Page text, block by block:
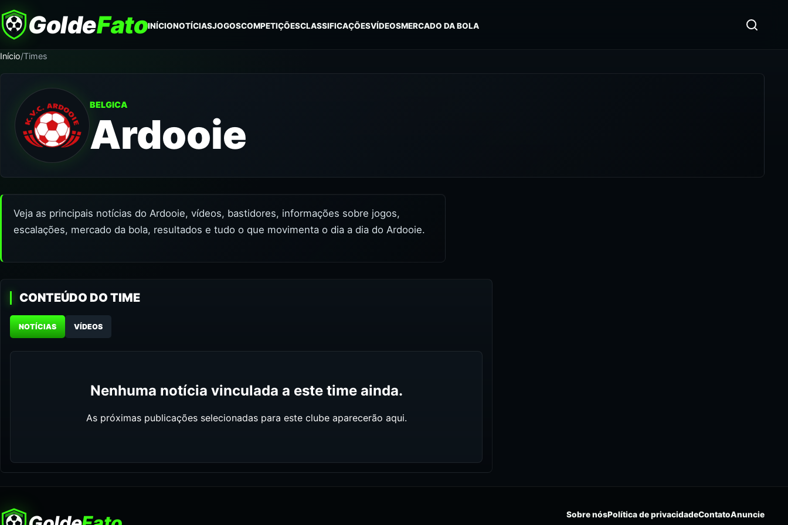
GoldeFatoINÍCIONOTÍCIASJOGOSCOMPETIÇÕESCLASSIFICAÇÕESVÍDEOSMERCADO DA BOLA
Início/Times
BELGICA
Ardooie
Veja as principais notícias do Ardooie, vídeos, bastidores, informações sobre jogos,
escalações, mercado da bola, resultados e tudo o que movimenta o dia a dia do Ardooie.
CONTEÚDO DO TIME
NOTÍCIAS VÍDEOS
Nenhuma notícia vinculada a este time ainda.
As próximas publicações selecionadas para este clube aparecerão aqui.
Sobre nósPolítica de privacidadeContatoAnuncie